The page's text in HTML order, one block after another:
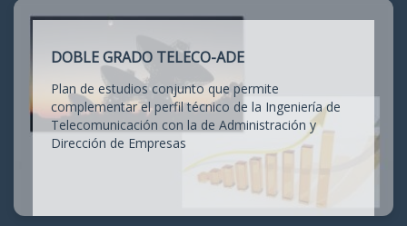
DOBLE GRADO TELECO-ADE
Plan de estudios conjunto que permite
complementar el perfil técnico de la Ingeniería de
Telecomunicación con la de Administración y
Dirección de Empresas